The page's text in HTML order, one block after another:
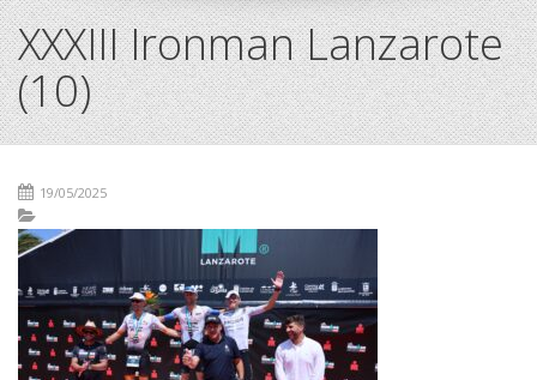
XXXIII Ironman Lanzarote
(10)
19/05/2025